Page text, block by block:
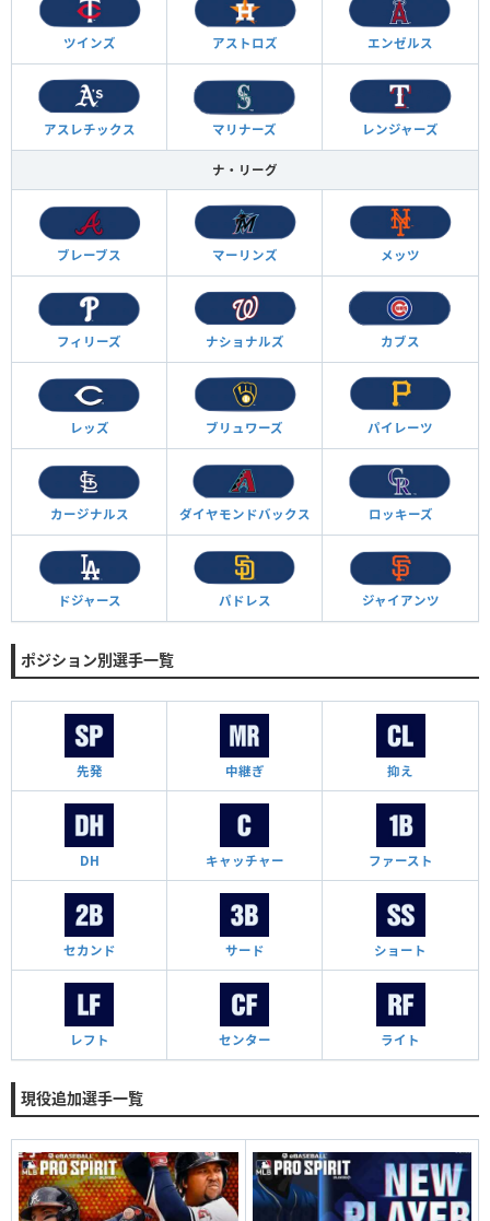
ツインズ アストロズ エンゼルス
アスレチックス マリナーズ レンジャーズ
ナ・リーグ
ブレーブス マーリンズ メッツ
フィリーズ ナショナルズ カブス
レッズ ブリュワーズ パイレーツ
カージナルス ダイヤモンドバックス ロッキーズ
ドジャース パドレス ジャイアンツ
ポジション別選手一覧
先発 中継ぎ 抑え
DH キャッチャー ファースト
セカンド サード ショート
レフト センター ライト
現役追加選手一覧